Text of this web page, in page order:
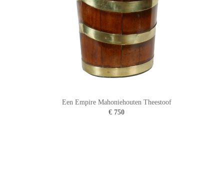
Een Empire Mahoniehouten Theestoof
€ 750